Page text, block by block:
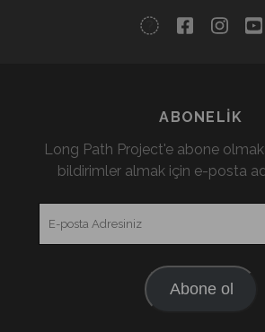
twitterfacebook
ABONELIK
Long Path Project'e abone
bildirimler almak için e-posta
posta
Abone ol